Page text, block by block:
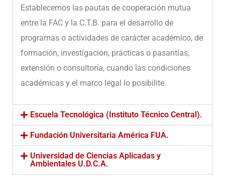
Establecemos las pautas de cooperación mutua
entre la FAC y la C.T.B. para el desarrollo de
programas o actividades de carácter académico, de
formación, investigación, prácticas o pasantías,
extensión o consultoría, cuando las condiciones
académicas y el marco legal lo posibilite.
Escuela Tecnológica (Instituto Técnico Central).
Fundación Universitaria América FUA.
Universidad de Ciencias Aplicadas y
Ambientales U.D.C.A.